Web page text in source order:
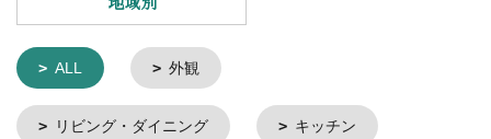
ALL 外観
リビング・ダイニング キッチン